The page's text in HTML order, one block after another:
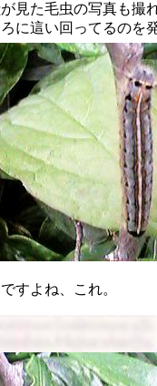
見た毛虫の写真も撮
に這い回ってるのを
すよね、これ。